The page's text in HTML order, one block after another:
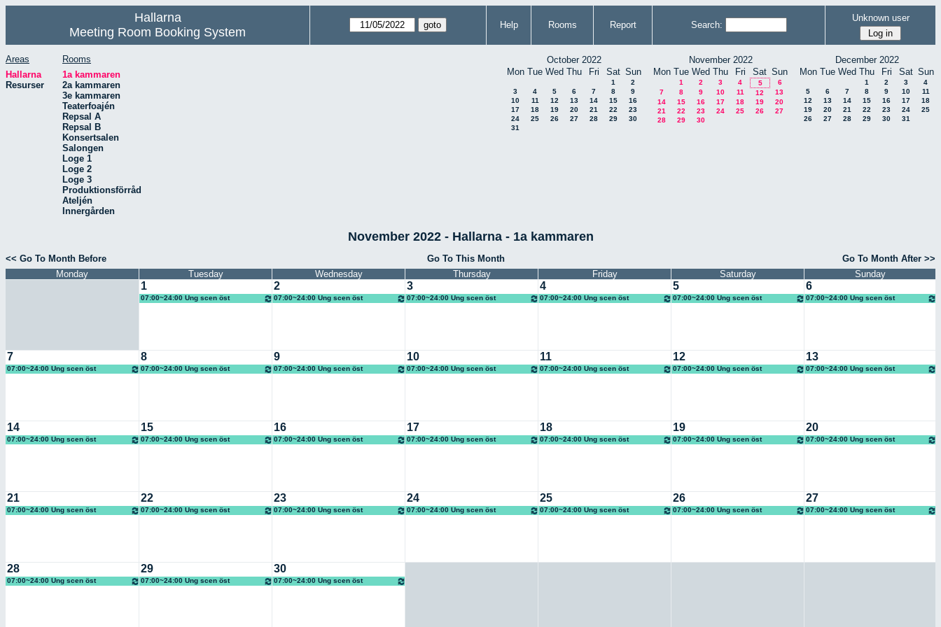
Hallarna
Meeting Room Booking System
Help Rooms Report Search:
Unknown user
Areas
Hallarna
Resurser
Rooms
1a kammaren
2a kammaren
3e kammaren
Teaterfoajén
Repsal A
Repsal B
Konsertsalen
Salongen
Loge 1
Loge 2
Loge 3
Produktionsförråd
Ateljén
Innergården
October 2022
Mon Tue Wed Thu Fri Sat Sun
1
2
3
4 5 6 7 8
9
10
11 12 13 14 15
16
17
18 19 20 21 22
23
24
25 26 27 28 29
30
31
November 2022
Mon Tue Wed Thu Fri Sat Sun
1 2 3 4 5
6
7
8 9 10 11 12
13
14
15 16 17 18 19
20
21
22 23 24 25 26
27
28
29 30
December 2022
Mon Tue Wed Thu Fri Sat Sun
1 2 3
4
5
6 7 8 9 10
11
12
13 14 15 16 17
18
19
20 21 22 23 24
25
26
27 28 29 30 31
November 2022 - Hallarna - 1a kammaren
<< Go To Month Before Go To This Month
Go To Month After >>
Monday
Tuesday Wednesday Thursday Friday Saturday Sunday
1
07:00~24:00 Ung scen öst
2
07:00~24:00 Ung scen öst
3
07:00~24:00 Ung scen öst
4
07:00~24:00 Ung scen öst
5
07:00~24:00 Ung scen öst
6
07:00~24:00 Ung scen öst
7
07:00~24:00 Ung scen öst
8
07:00~24:00 Ung scen öst
9
07:00~24:00 Ung scen öst
10
07:00~24:00 Ung scen öst
11
07:00~24:00 Ung scen öst
12
07:00~24:00 Ung scen öst
13
07:00~24:00 Ung scen öst
14
07:00~24:00 Ung scen öst
15
07:00~24:00 Ung scen öst
16
07:00~24:00 Ung scen öst
17
07:00~24:00 Ung scen öst
18
07:00~24:00 Ung scen öst
19
07:00~24:00 Ung scen öst
20
07:00~24:00 Ung scen öst
21
07:00~24:00 Ung scen öst
22
07:00~24:00 Ung scen öst
23
07:00~24:00 Ung scen öst
24
07:00~24:00 Ung scen öst
25
07:00~24:00 Ung scen öst
26
07:00~24:00 Ung scen öst
27
07:00~24:00 Ung scen öst
28
07:00~24:00 Ung scen öst
29
07:00~24:00 Ung scen öst
30
07:00~24:00 Ung scen öst